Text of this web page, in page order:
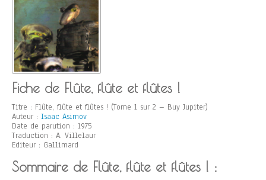
Fiche de Flûte, flûte et flûtes !
Titre : Flûte, flûte et flûtes ! (Tome 1 sur 2 – Buy Jupiter)
Auteur : Isaac Asimov
Date de parution : 1975
Traduction : A. Villelaur
Editeur : Gallimard
Sommaire de Flûte, flûte et flûtes ! :